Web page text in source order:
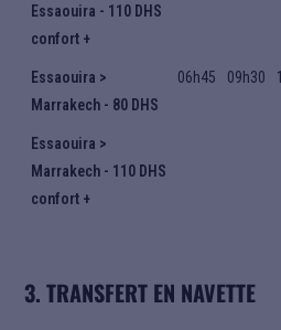
Essaouira - 110 DHS
confort +
Essaouira >
Marrakech - 80 DHS
06h45 09h30
Essaouira >
Marrakech - 110 DHS
confort +
3. TRANSFERT EN NAVETTE